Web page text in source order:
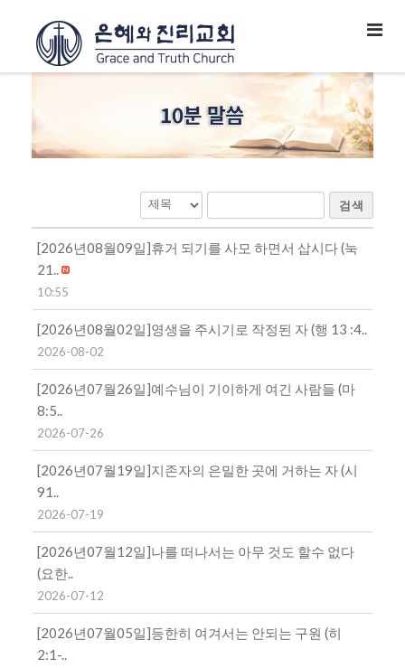
검색
[2026년08월09일]휴거 되기를 사모 하면서 삽시다 (눅
21..
10:55
[2026년08월02일]영생을 주시기로 작정된 자 (행 13 :4..
2026-08-02
[2026년07월26일]예수님이 기이하게 여긴 사람들 (마
8:5..
2026-07-26
[2026년07월19일]지존자의 은밀한 곳에 거하는 자 (시
91..
2026-07-19
[2026년07월12일]나를 떠나서는 아무 것도 할수 없다
(요한..
2026-07-12
[2026년07월05일]등한히 여겨서는 안되는 구원 (히
2:1-..